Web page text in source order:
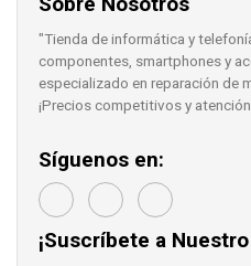
"Tienda de informática y
componentes, smartphones y
especializado en reparación de
¡Precios competitivos y
Síguenos en:
¡Suscríbete a